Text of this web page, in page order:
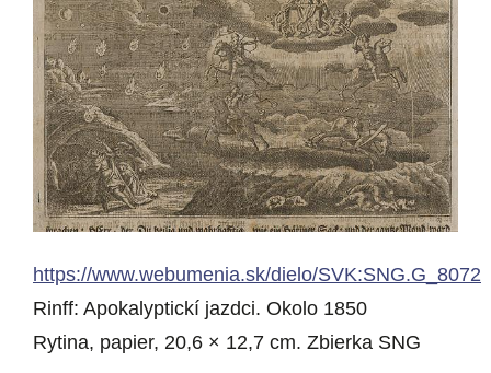
https://www.webumenia.sk/dielo/SVK:SNG.G_8072
Rinff: Apokalyptickí jazdci. Okolo 1850
Rytina, papier, 20,6 × 12,7 cm. Zbierka SNG